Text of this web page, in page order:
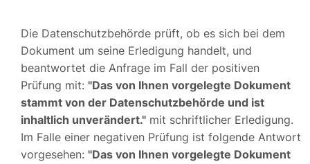
Die Datenschutzbehörde prüft, ob es sich bei dem
Dokument um seine Erledigung handelt, und
beantwortet die Anfrage im Fall der positiven
Prüfung mit: "Das von Ihnen vorgelegte Dokument
stammt von der Datenschutzbehörde und ist
inhaltlich unverändert." mit schriftlicher Erledigung.
Im Falle einer negativen Prüfung ist folgende Antwort
vorgesehen: "Das von Ihnen vorgelegte Dokument